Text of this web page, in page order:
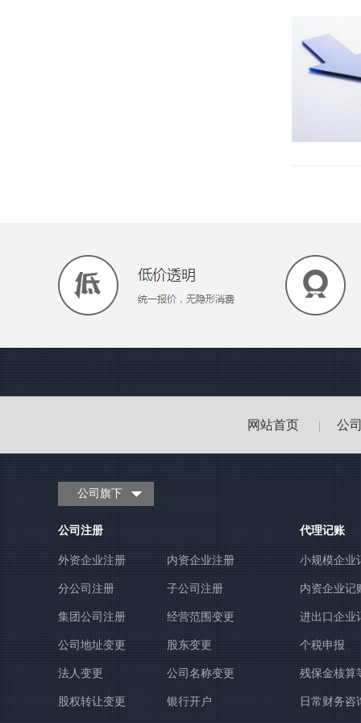
网站首页 公
公司旗下
公司注册
外资企业注册 内资企业注册
分公司注册 子公司注册
集团公司注册 经营范围变更
公司地址变更 股东变更
法人变更 公司名称变更
股权转让变更 银行开户
代理记账
小规模企业
内资企业记
进出口企业
个税申报
残保金核算
日常财务咨